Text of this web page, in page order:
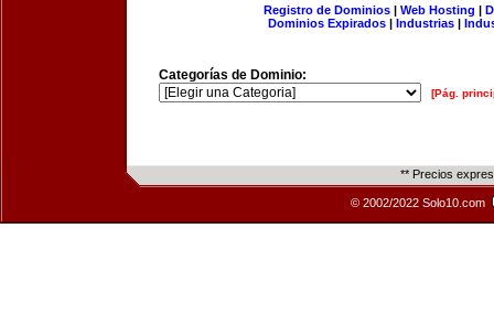
Registro de Dominios| Web Hosting |
Dominios Expirados | Industrias |
Categorías de Dominio:
[Pág.
** Precios
© 2002/2022 Solo10.com